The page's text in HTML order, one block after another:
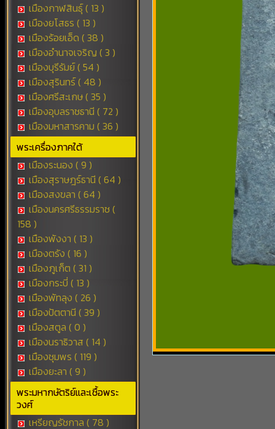
เมืองกาฬสินธุ์ ( 13 )
เมืองยโสธร ( 13 )
เมืองร้อยเอ็ด ( 38 )
เมืองอำนาจเจริญ ( 3 )
เมืองบุรีรัมย์ ( 54 )
เมืองสุรินทร์ ( 48 )
เมืองศรีสะเกษ ( 35 )
เมืองอุบลราชธานี ( 72 )
เมืองมหาสารคาม ( 36 )
พระเครื่องภาคใต้
เมืองระนอง ( 9 )
เมืองสุราษฎร์ธานี ( 64 )
เมืองสงขลา ( 64 )
เมืองนครศรีธรรมราช (
158 )
เมืองพังงา ( 13 )
เมืองตรัง ( 16 )
เมืองภูเก็ต ( 31 )
เมืองกระบี่ ( 13 )
เมืองพัทลุง ( 26 )
เมืองปัตตานี ( 39 )
เมืองสตูล ( 0 )
เมืองนราธิวาส ( 14 )
เมืองชุมพร ( 119 )
เมืองยะลา ( 9 )
พระมหากษัตริย์และเชื้อพระ
วงศ์
เหรียญรัชกาล ( 78 )